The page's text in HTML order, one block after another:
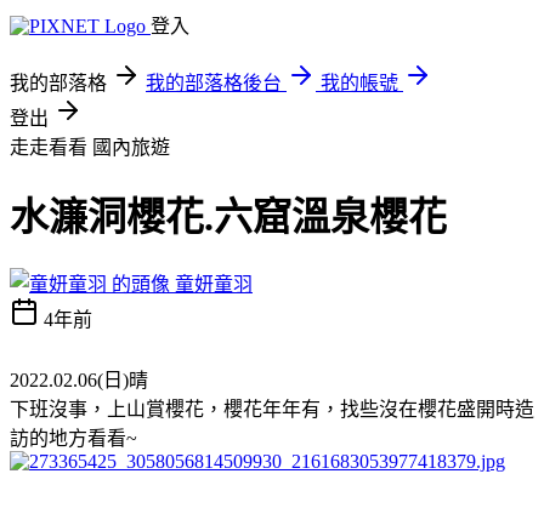
登入
我的部落格 我的部落格後台
我的帳號
登出
走走看看 國內旅遊
水濂洞櫻花.六窟溫泉櫻花
童妍童羽
4年前
2022.02.06(日)晴
下班沒事，上山賞櫻花，櫻花年年有，找些沒在櫻花盛開時造
訪的地方看看~